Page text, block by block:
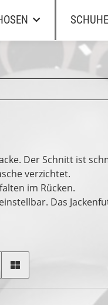
SCHUHE
Der Schnitt ist
verzichtet.
im Rücken.
Das